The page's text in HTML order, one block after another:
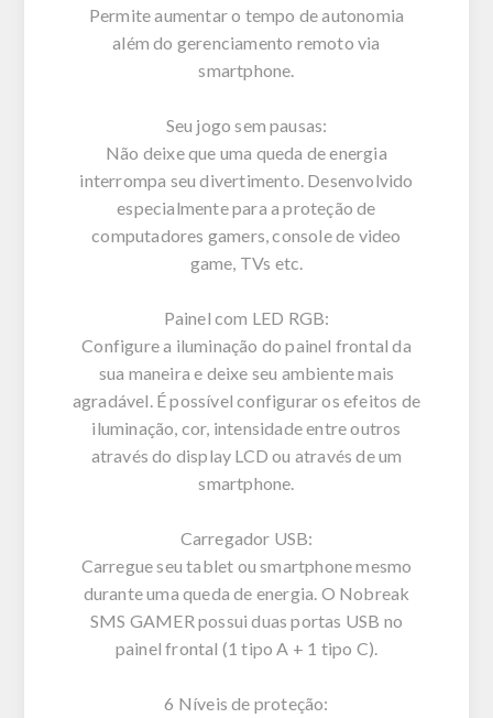
Permite aumentar o tempo de autonomia
além do gerenciamento remoto via
smartphone.
Seu jogo sem pausas:
Não deixe que uma queda de energia
interrompa seu divertimento. Desenvolvido
especialmente para a proteção de
computadores gamers, console de video
game, TVs etc.
Painel com LED RGB:
Configure a iluminação do painel frontal da
sua maneira e deixe seu ambiente mais
agradável. É possível configurar os efeitos de
iluminação, cor, intensidade entre outros
através do display LCD ou através de um
smartphone.
Carregador USB:
Carregue seu tablet ou smartphone mesmo
durante uma queda de energia. O Nobreak
SMS GAMER possui duas portas USB no
painel frontal (1 tipo A + 1 tipo C).
6 Níveis de proteção: